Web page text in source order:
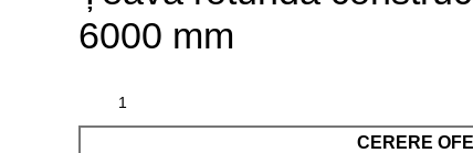
6000 mm
CERERE